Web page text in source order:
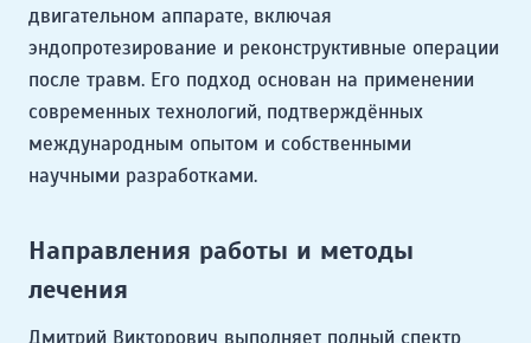
двигательном аппарате, включая
эндопротезирование и реконструктивные операции
после травм. Его подход основан на применении
современных технологий, подтверждённых
международным опытом и собственными
научными разработками.
Направления работы и методы
лечения
Дмитрий Викторович выполняет полный спектр